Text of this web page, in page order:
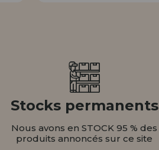
Stocks permanents
Nous avons en STOCK 95 % des
produits annoncés sur ce site